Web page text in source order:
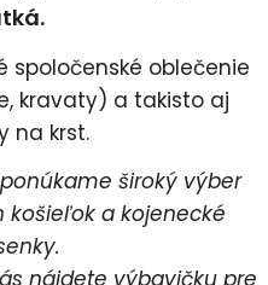
oblečenie
kravaty) a takisto aj
na krst.
široký výber
a kojenecké